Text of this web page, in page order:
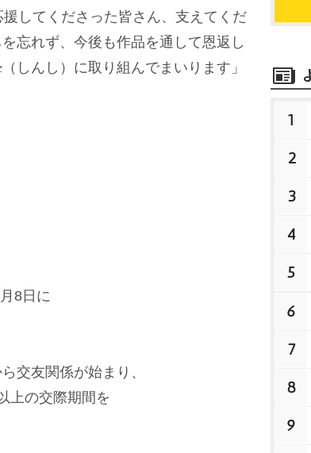
してくださった皆さん、支えてくだ
忘れず、今後も作品を通して恩返し
しんし）に取り組んでまいります」
8日に
交友関係が始まり、
上の交際期間を
1
2
3
4
5
6
7
8
9